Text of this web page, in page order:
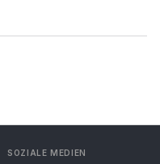
SOZIALE MEDIEN